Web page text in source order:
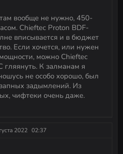
вообще не нужно, 450-
Chieftec Proton BDF-
вписывается и в бюджет
Если хочется, или нужен
можно Chieftec
гляянуть. К залманам я
не особо хорошо, был
задымлений. Из
чифтеки очень даже.
2022 02:37